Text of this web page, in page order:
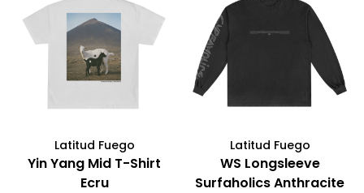
Latitud Fuego
Yin Yang Mid T-Shirt
Ecru
Latitud Fuego
WS Longsleeve
Surfaholics Anthracite